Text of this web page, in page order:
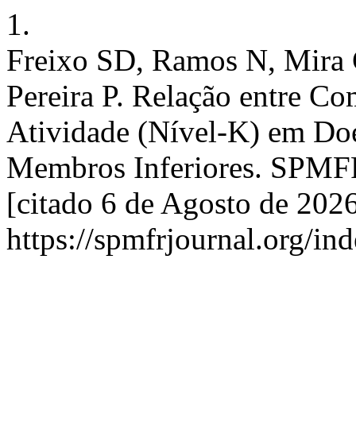
1.
Freixo SD, Ramos N,
Pereira P. Relação entre
Atividade (Nível-K) em
Membros Inferiores.
[citado 6 de Agosto de
https://spmfrjournal.org/